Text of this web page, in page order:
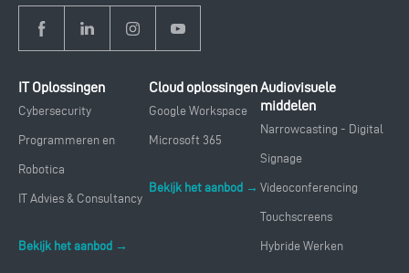
IT Oplossingen
Cybersecurity
Programmeren en
Robotica
IT Advies & Consultancy
Bekijk het aanbod →
Cloud oplossingen
Google Workspace
Microsoft 365
Bekijk het aanbod →
Audiovisuele
middelen
Narrowcasting - Digital
Signage
Videoconferencing
Touchscreens
Hybride Werken